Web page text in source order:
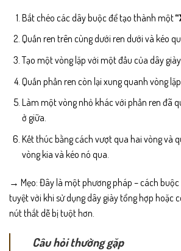
Bắt chéo các dây buộc để tạo thành một
Quấn ren trên cùng dưới ren dưới và kéo
Tạo một vòng lặp với một đầu của dây
Quấn phần ren còn lại xung quanh vòng
Làm một vòng nhỏ khác với phần ren đã
ở giữa.
Kết thúc bằng cách vượt qua hai vòng và
vòng kia và kéo nó qua.
→ Mẹo: Đây là một phương pháp – cách
tuyệt vời khi sử dụng dây giày tổng hợp hoặc
nút thắt dễ bị tuột hơn.
Câu hỏi thường gặp